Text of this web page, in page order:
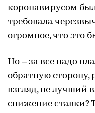
коронавирусом
требовала
огромное, что это
Но – за все надо
обратную сторону,
взгляд, не лучший
снижение ставки?